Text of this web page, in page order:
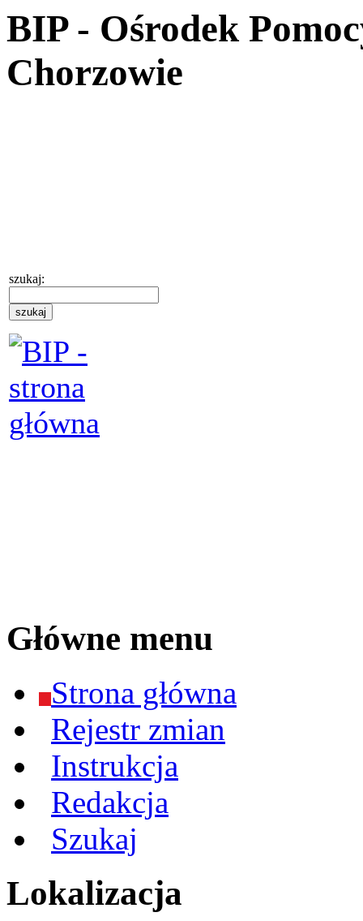
BIP - Ośrodek
Chorzowie
szukaj:
Główne menu
Strona główna
Rejestr zmian
Instrukcja
Redakcja
Szukaj
Lokalizacja